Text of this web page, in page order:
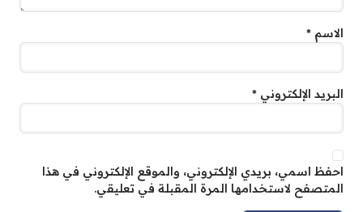
الاسم *
البريد الإلكتروني *
احفظ اسمي، بريدي الإلكتروني، والموقع الإلكتروني في هذا
المتصفح لاستخدامها المرة المقبلة في تعليقي.